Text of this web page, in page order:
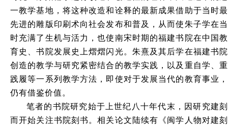
一教学基地，将这种改造和诠释的最新成果借助于当时最
先进的雕版印刷术向社会发布和普及，从而使朱子学在当
时充满了生机与活力，也使南宋时期的福建书院在中国教
育史、书院发展史上熠熠闪光。朱熹及其后学在福建书院
创造的教学与研究紧密结合的教学实践，以及重自学、重
践履等一系列教学方法，即使对于发展当代的教育事业，
仍有借鉴价值。
笔者的书院研究始于上世纪八十年代末，因研究建刻
而开始关注书院刻书。相关论文陆续有《闽学人物对建刻